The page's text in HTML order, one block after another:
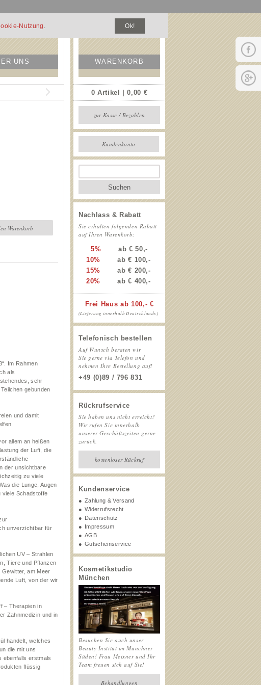
Nutzung Ok!
UNS
Warenkorb
Im Rahmen
als
sehr
gebunden
und damit
allem an heißen
der Luft, die
der unsichtbare
zu viele
die Lunge, Augen
viele Schadstoffe
unverzichtbar für
UV – Strahlen
Tiere und Pflanzen
am Meer
Luft, von der wir
– Therapien in
Zahnmedizin und in
handelt, welches
die mit uns
ebenfalls erstmals
flüssig
WARENKORB
0 Artikel | 0,00 €
zur Kasse / Bezahlen
Kundenkonto
Suchen
Nachlass & Rabatt
Sie erhalten folgenden Rabatt
auf Ihren Warenkorb:
5%
ab € 50,-
10%
ab € 100,-
15%
ab € 200,-
20%
ab € 400,-
Frei Haus ab 100,- €
(Lieferung innerhalb Deutschlands)
Telefonisch bestellen
Auf Wunsch beraten wir
Sie gerne via Telefon und
nehmen Ihre Bestellung auf!
+49 (0)89 / 796 831
Rückrufservice
Sie haben uns nicht erreicht?
Wir rufen Sie innerhalb
unserer Geschäftszeiten gerne
zurück.
kostenloser Rückruf
Kundenservice
Zahlung & Versand
Widerrufsrecht
Datenschutz
Impressum
AGB
Gutscheinservice
Kosmetikstudio
München
Besuchen Sie auch unser
Beauty Institut im Münchner
Süden! Frau Meixner und Ihr
Team freuen sich auf Sie!
Behandlungen